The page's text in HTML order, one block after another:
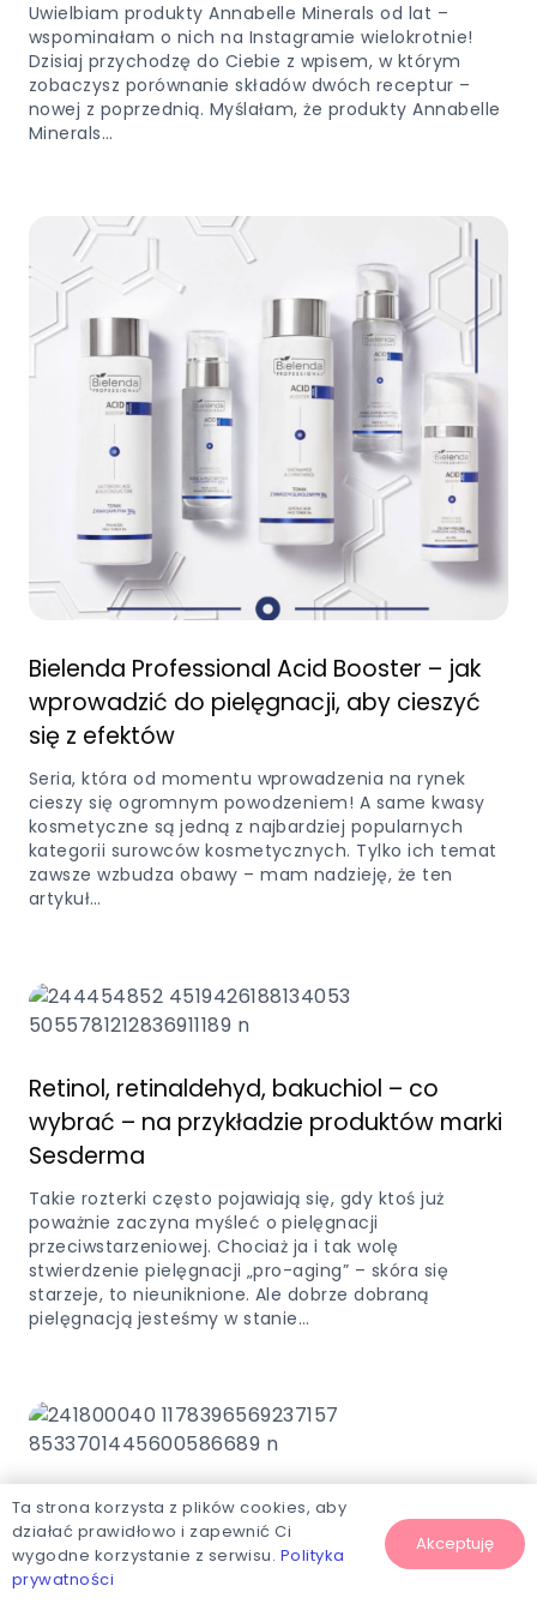
Uwielbiam produkty Annabelle Minerals od lat –
wspominałam o nich na Instagramie wielokrotnie!
Dzisiaj przychodzę do Ciebie z wpisem, w którym
zobaczysz porównanie składów dwóch receptur –
nowej z poprzednią. Myślałam, że produkty Annabelle
Minerals…
Bielenda Professional Acid Booster – jak
wprowadzić do pielęgnacji, aby cieszyć
się z efektów
Seria, która od momentu wprowadzenia na rynek
cieszy się ogromnym powodzeniem! A same kwasy
kosmetyczne są jedną z najbardziej popularnych
kategorii surowców kosmetycznych. Tylko ich temat
zawsze wzbudza obawy – mam nadzieję, że ten
artykuł…
Retinol, retinaldehyd, bakuchiol – co
wybrać – na przykładzie produktów marki
Sesderma
Takie rozterki często pojawiają się, gdy ktoś już
poważnie zaczyna myśleć o pielęgnacji
przeciwstarzeniowej. Chociaż ja i tak wolę
stwierdzenie pielęgnacji „pro-aging” – skóra się
starzeje, to nieuniknione. Ale dobrze dobraną
pielęgnacją jesteśmy w stanie…
Sensum Mare – w czym tkwi fenomen
marki?
*Wpis powstał we współpracy ze sklepem
Ta strona korzysta z plików cookies, aby
działać prawidłowo i zapewnić Ci
wygodne korzystanie z serwisu. Polityka
prywatności
Akceptuję